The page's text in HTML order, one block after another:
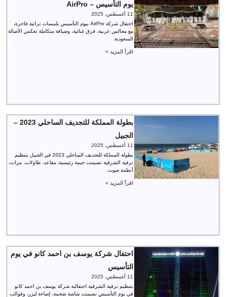
يوم التأسيس – AirPro
11 أغسطس، 2025
احتفال شركة AirPro بيوم التأسيس بلمسات تراثية فاخرة،
مع مجالس عربية، فرق غنائية، وضيافة متكاملة تعكس الأصالة
السعودية.
اقرأ المزيد >
بطولة المملكة للتجديف الساحلي 2023 –
الجبيل
11 أغسطس، 2025
بطولة المملكة للتجديف الساحلي 2023 في الجبيل بتنظيم
ترفية الشرقية تضمنت خيمة رئيسية، مقاعد، طاولات، بنرات،
أنظمة صوت.
اقرأ المزيد >
احتفال شركة يوسف بن احمد كانو في يوم
التأسيس
11 أغسطس، 2025
بتنظيم ترفية الشرقية احتفالية شركة يوسف بن احمد كانو
في يوم التأسيس تضمنت شاشة ضخمة، إضاءة ليزر، وقوالب